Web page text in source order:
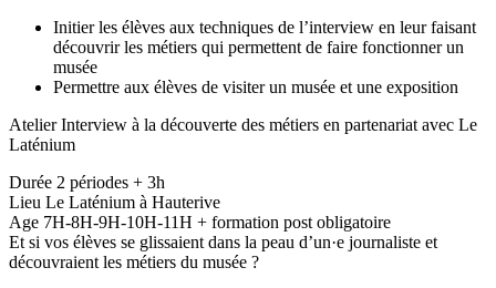
Initier les élèves aux techniques de l’interview en leur faisant
découvrir les métiers qui permettent de faire fonctionner un
musée
Permettre aux élèves de visiter un musée et une exposition
Atelier Interview à la découverte des métiers en partenariat avec Le
Laténium
Durée 2 périodes + 3h
Lieu Le Laténium à Hauterive
Age 7H-8H-9H-10H-11H + formation post obligatoire
Et si vos élèves se glissaient dans la peau d’un·e journaliste et
découvraient les métiers du musée ?